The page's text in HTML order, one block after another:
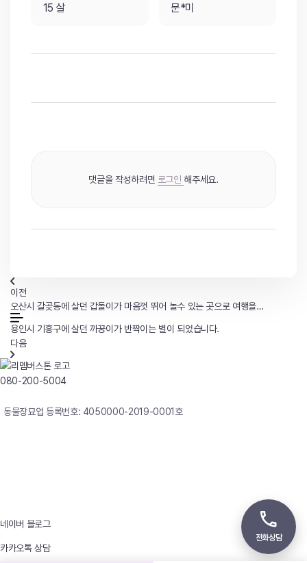
15 살 문*미
댓글을 작성하려면 로그인 해주세요.
이전
오산시 갈곶동에 살던 갑돌이가 마음껏 뛰어 놀수 있는 곳으로 여행을
떠났습니다.
용인시 기흥구에 살던 까꿍이가 반짝이는 별이 되었습니다.
다음
080-200-5004
동물장묘업 등록번호: 4050000-2019-0001호
네이버 블로그
카카오톡 상담
전화상담